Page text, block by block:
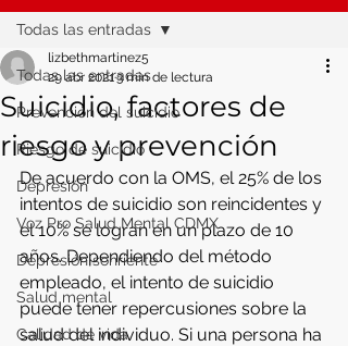
Todas las entradas
Prevención del suicidio
Riesgo de suicidio
Depresión
Voz Pro Salud Mental CDMX
Depresión sonriente
Salud mental
Calidad de vida
Todas las entradas
Suicidio, factores de
riesgo y prevención
lizbethmartinez5
29 abr 20213 min de lectura
De acuerdo con la OMS, el 25% de los
intentos de suicidio son reincidentes y
el 10% se logran en un plazo de 10
años. Dependiendo del método
empleado, el intento de suicidio
puede tener repercusiones sobre la
salud del individuo. Si una persona ha